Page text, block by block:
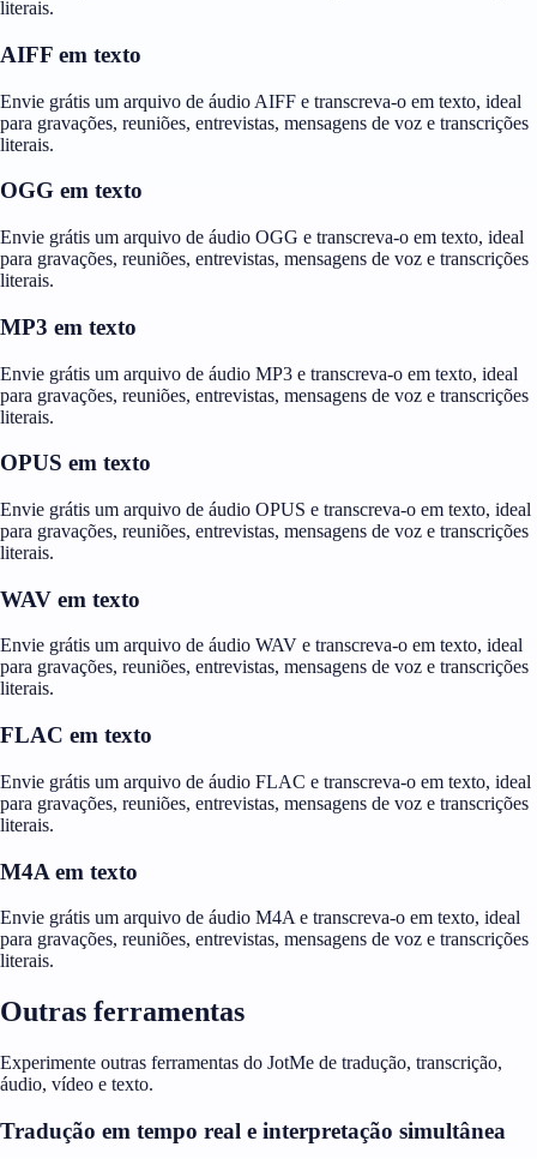
literais.
AIFF em texto
Envie grátis um arquivo de áudio AIFF e transcreva-o em texto, ideal
para gravações, reuniões, entrevistas, mensagens de voz e transcrições
literais.
OGG em texto
Envie grátis um arquivo de áudio OGG e transcreva-o em texto, ideal
para gravações, reuniões, entrevistas, mensagens de voz e transcrições
literais.
MP3 em texto
Envie grátis um arquivo de áudio MP3 e transcreva-o em texto, ideal
para gravações, reuniões, entrevistas, mensagens de voz e transcrições
literais.
OPUS em texto
Envie grátis um arquivo de áudio OPUS e transcreva-o em texto, ideal
para gravações, reuniões, entrevistas, mensagens de voz e transcrições
literais.
WAV em texto
Envie grátis um arquivo de áudio WAV e transcreva-o em texto, ideal
para gravações, reuniões, entrevistas, mensagens de voz e transcrições
literais.
FLAC em texto
Envie grátis um arquivo de áudio FLAC e transcreva-o em texto, ideal
para gravações, reuniões, entrevistas, mensagens de voz e transcrições
literais.
M4A em texto
Envie grátis um arquivo de áudio M4A e transcreva-o em texto, ideal
para gravações, reuniões, entrevistas, mensagens de voz e transcrições
literais.
Outras ferramentas
Experimente outras ferramentas do JotMe de tradução, transcrição,
áudio, vídeo e texto.
Tradução em tempo real e interpretação simultânea